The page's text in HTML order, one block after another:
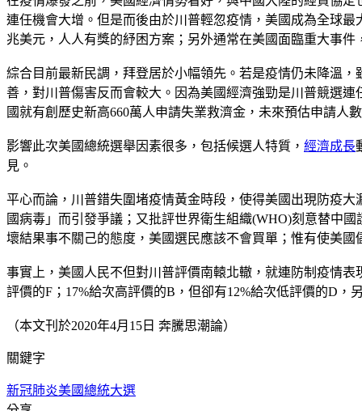
連任機會大增。但是而後由於川普輕忽疫情，美國成為全球
兆美元，人人有獎的紓困方案；另外通常在美國面臨重大事件
綜合目前最新民調，拜登居於小幅領先。若是疫情仍未降溫
善，對川普傷害反而會較大。因為美國經濟強勁是川普競選
國就有創歷史新高660萬人申請失業救濟金，未來預估申請
影響此次美國總統選舉因素很多，包括候選人特質， 經濟成長
見。
平心而論，川普錯失圍堵疫情黃金時段，使得美國出現防疫
國病毒」而引發爭議；又批評世界衛生組織(WHO)刻意替中
壞結果事不關己的態度，美國選民應該不會買單；惟有使美
事實上，美國人民不但對川普評價南轅北轍，就連防制疫情
評價的F；17%給次高評價的B，但卻有12%給次低評價的D
（本文刊於2020年4月15日 奔騰思潮論）
關鍵字
新冠肺炎美國總統大選